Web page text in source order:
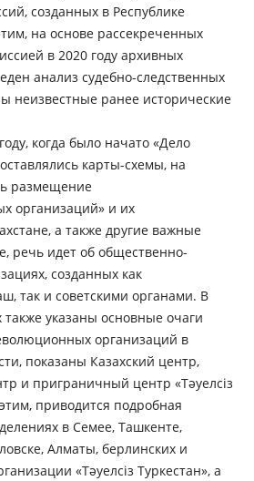
созданных в Республике
на основе рассекреченных
в 2020 году архивных
анализ судебно-следственных
неизвестные ранее исторические
когда было начато «Дело
карты-схемы, на
размещение
организаций» и их
а также другие важные
речь идет об общественно-
созданных как
так и советскими органами. В
указаны основные очаги
организаций в
показаны Казахский центр,
и приграничный центр «Тәуелсіз
приводится подробная
в Семее, Ташкенте,
Алматы, берлинских и
«Тәуелсіз Туркестан», а